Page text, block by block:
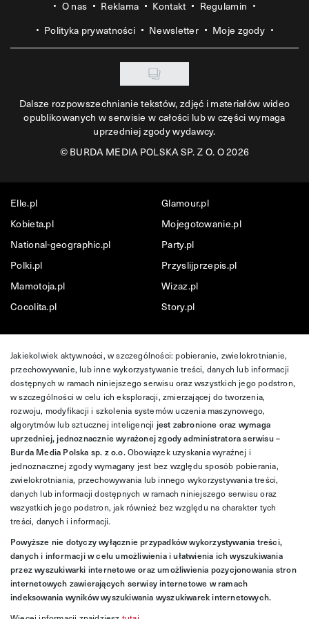
O nas Reklama Kontakt
Regulamin
Polityka prywatności
Newsletter Moje zgody
Dalsze rozpowszechnianie tekstów, zdjęć i materiałów wideo
opublikowanych w serwisie w całości lub w części wymaga
uprzedniej zgody wydawcy.
©BURDA MEDIA POLSKA SP. Z O. O 2026
Elle.pl
Glamour.pl
Kobieta.pl
Mojegotowanie.pl
National-geographic.pl
Party.pl
Polki.pl
Przyslijprzepis.pl
Mamotoja.pl
Wizaz.pl
Cocolita.pl
Story.pl
Jakiekolwiek aktywności, w szczególności: pobieranie, zwielokrotnianie,
przechowywanie, lub inne wykorzystywanie treści, danych lub informacji
dostępnych w ramach niniejszego serwisu oraz wszystkich jego podstron,
w szczególności w celu ich eksploracji, zmierzającej do tworzenia,
rozwoju, modyfikacji i szkolenia systemów uczenia maszynowego,
algorytmów lub sztucznej inteligencji jest zabronione oraz wymaga
uprzedniej, jednoznacznie wyrażonej zgody administratora serwisu –
Burda Media Polska sp. z o.o.Obowiązek uzyskania wyraźnej i
jednoznacznej zgody wymagany jest bez względu sposób pobierania,
zwielokrotniania, przechowywania lub innego wykorzystywania treści,
danych lub informacji dostępnych w ramach niniejszego serwisu oraz
wszystkich jego podstron, jak również bez względu na charakter tych
treści, danych i informacji.
Powyższe nie dotyczy wyłącznie przypadków wykorzystywania treści,
danych i informacji w celu umożliwienia i ułatwienia ich wyszukiwania
przez wyszukiwarki internetowe oraz umożliwienia pozycjonowania stron
internetowych zawierających serwisy internetowe w ramach
indeksowania wyników wyszukiwania wyszukiwarek internetowych.